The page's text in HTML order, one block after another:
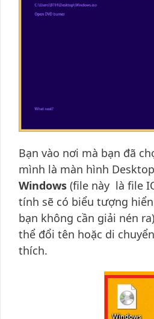
Bạn vào nơi mà bạn đã
mình là màn hình
Windows (file này là file
tính sẽ có biểu tượng
bạn không cần giải nén
thể đổi tên hoặc di
thích.